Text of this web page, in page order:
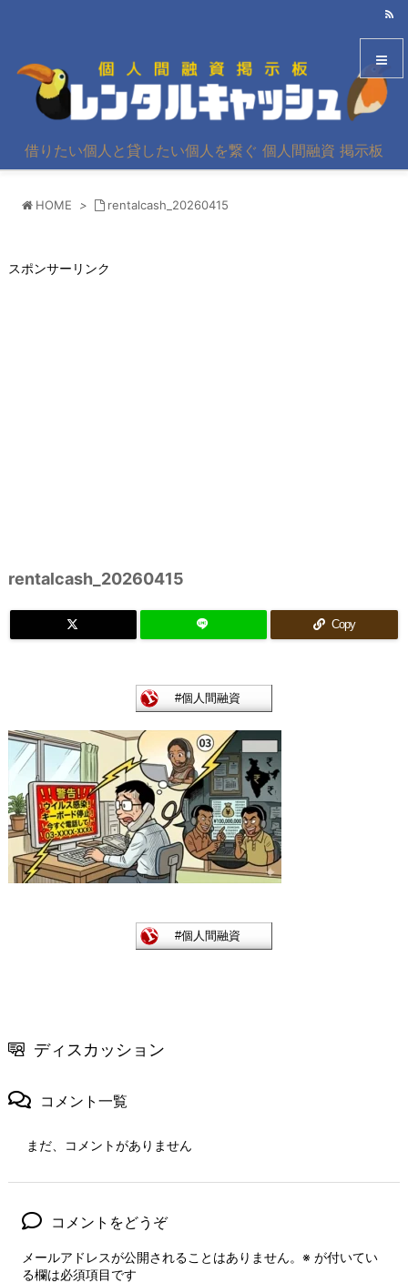
借りたい個人と貸したい個人を繋ぐ 個人間融資 掲示板
HOME > rentalcash_20260415
スポンサーリンク
rentalcash_20260415
Copy
ディスカッション
コメント一覧
まだ、コメントがありません
コメントをどうぞ
メールアドレスが公開されることはありません。 ※ が付いてい
る欄は必須項目です